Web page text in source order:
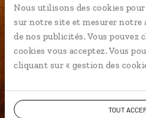
Nous utilisons des cookies
sur notre site et mesurer notre
de nos publicités. Vous pouvez
cookies vous acceptez. Vous
cliquant sur « gestion des
TOUT
téléphone.
Vous gardez le même
pendant et après votre
DEMANDER